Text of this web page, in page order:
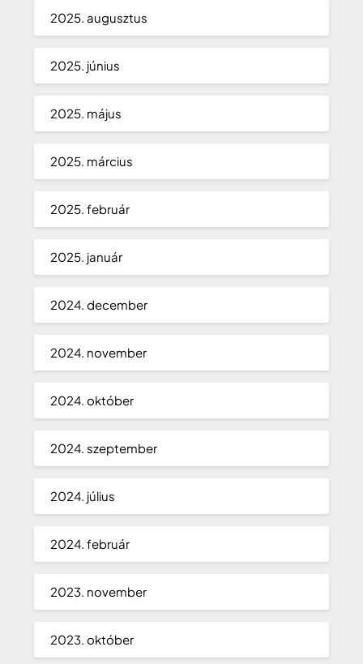
2025. augusztus
2025. június
2025. május
2025. március
2025. február
2025. január
2024. december
2024. november
2024. október
2024. szeptember
2024. július
2024. február
2023. november
2023. október